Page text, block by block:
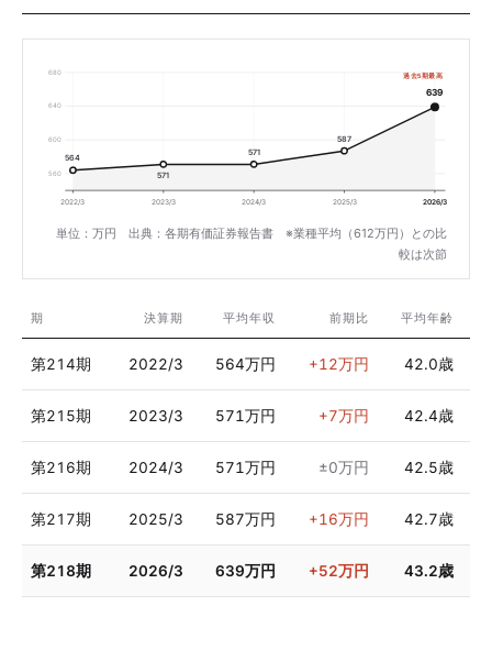
680
640
600
560
564
571
571
587
639
過去5期最高
2022/3 2023/3 2024/3 2025/3 2026/3
単位：万円 出典：各期有価証券報告書 ※業種平均（612万円）との比
較は次節
期 決算期 平均年収 前期比 平均年齢
第214期 2022/3 564万円 +12万円 42.0歳
第215期 2023/3 571万円 +7万円 42.4歳
第216期 2024/3 571万円 ±0万円 42.5歳
第217期 2025/3 587万円 +16万円 42.7歳
第218期 2026/3 639万円 +52万円 43.2歳